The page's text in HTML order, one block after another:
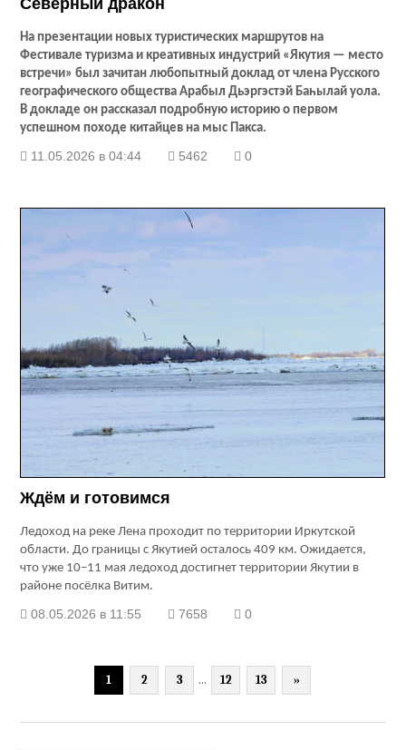
Северный дракон
На презентации новых туристических маршрутов на
Фестивале туризма и креативных индустрий «Якутия — место
встречи» был зачитан любопытный доклад от члена Русского
географического общества Арабыл Дьэргэстэй Баһылай уола.
В докладе он рассказал подробную историю о первом
успешном походе китайцев на мыс Пакса.
11.05.2026 в 04:44 5462 0
Ждём и готовимся
Ледоход на реке Лена проходит по территории Иркутской
области. До границы с Якутией осталось 409 км. Ожидается,
что уже 10–11 мая ледоход достигнет территории Якутии в
районе посёлка Витим.
08.05.2026 в 11:55 7658 0
1 2 3 ... 12 13 »